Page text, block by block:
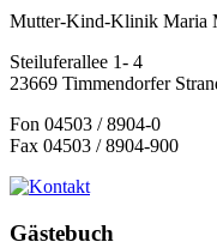
Mutter-Kind-Klinik Maria
Steiluferallee 1- 4
23669 Timmendorfer
Fon 04503 / 8904-0
Fax 04503 / 8904-900
Gästebuch